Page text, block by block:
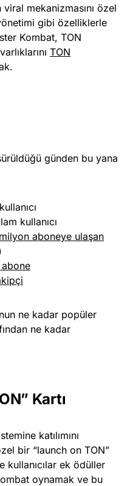
mekanizmasını özel
gibi özelliklerle
Kombat, TON
TON
günden bu yana
kullanıcı
milyon aboneye ulaşan
ne kadar popüler
ne kadar
Kartı
katılımını
bir “launch on TON”
kullanıcılar ek ödüller
oynamak ve bu